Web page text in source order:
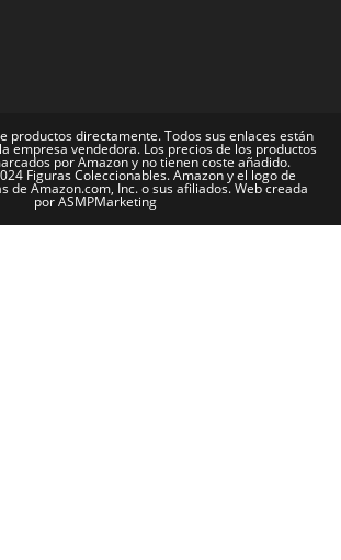
productos directamente. Todos sus enlaces están
empresa vendedora. Los precios de los productos
por Amazon y no tienen coste añadido.
Figuras Coleccionables. Amazon y el logo de
de Amazon.com, Inc. o sus afiliados. Web creada
por ASMPMarketing